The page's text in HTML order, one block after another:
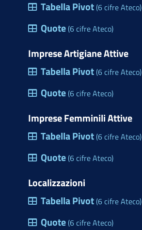
Tabella Pivot(6 cifre Ateco)
Quote(6 cifre Ateco)
Imprese Artigiane Attive
Tabella Pivot(6 cifre Ateco)
Quote(6 cifre Ateco)
Imprese Femminili Attive
Tabella Pivot(6 cifre Ateco)
Quote(6 cifre Ateco)
Localizzazioni
Tabella Pivot(6 cifre Ateco)
Quote(6 cifre Ateco)